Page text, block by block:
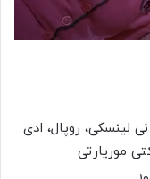
لینسکی، روپال، ادی
موریارتی